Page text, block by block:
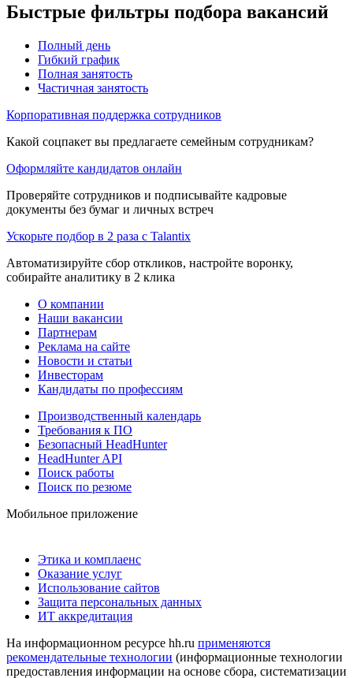
Быстрые фильтры подбора вакансий
Полный день
Гибкий график
Полная занятость
Частичная занятость
Корпоративная поддержка сотрудников
Какой соцпакет вы предлагаете семейным сотрудникам?
Оформляйте кандидатов онлайн
Проверяйте сотрудников и подписывайте кадровые
документы без бумаг и личных встреч
Ускорьте подбор в 2 раза с Talantix
Автоматизируйте сбор откликов, настройте воронку,
собирайте аналитику в 2 клика
О компании
Наши вакансии
Партнерам
Реклама на сайте
Новости и статьи
Инвесторам
Кандидаты по профессиям
Производственный календарь
Требования к ПО
Безопасный HeadHunter
HeadHunter API
Поиск работы
Поиск по резюме
Мобильное приложение
Этика и комплаенс
Оказание услуг
Использование сайтов
Защита персональных данных
ИТ аккредитация
На информационном ресурсе hh.ru применяются
рекомендательные технологии (информационные технологии
предоставления информации на основе сбора, систематизации